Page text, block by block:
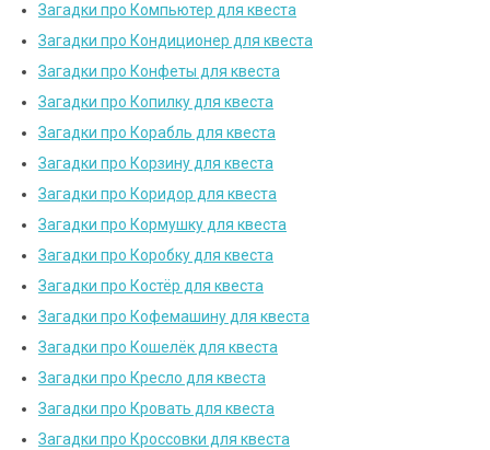
Загадки про Компьютер для квеста
Загадки про Кондиционер для квеста
Загадки про Конфеты для квеста
Загадки про Копилку для квеста
Загадки про Корабль для квеста
Загадки про Корзину для квеста
Загадки про Коридор для квеста
Загадки про Кормушку для квеста
Загадки про Коробку для квеста
Загадки про Костёр для квеста
Загадки про Кофемашину для квеста
Загадки про Кошелёк для квеста
Загадки про Кресло для квеста
Загадки про Кровать для квеста
Загадки про Кроссовки для квеста